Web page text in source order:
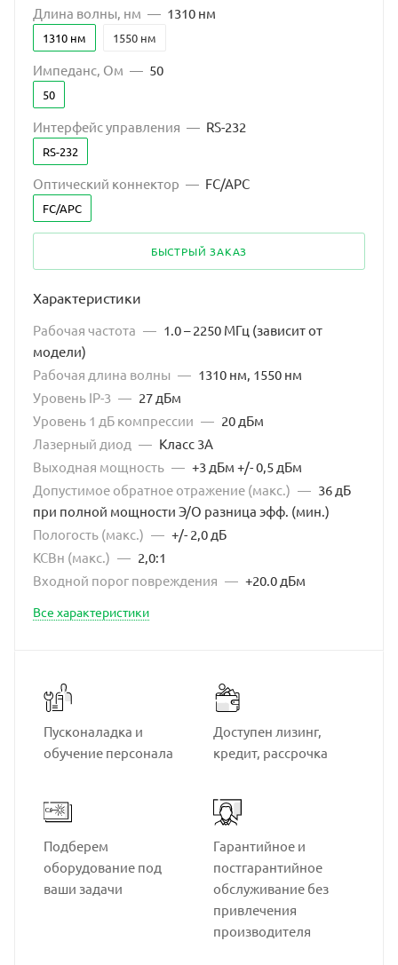
Длина волны, нм — 1310 нм
1310 нм 1550 нм
Импеданс, Ом — 50
50
Интерфейс управления — RS-232
RS-232
Оптический коннектор — FC/APC
FC/APC
БЫСТРЫЙ ЗАКАЗ
Характеристики
Рабочая частота — 1.0 – 2250 МГц (зависит от
модели)
Рабочая длина волны — 1310 нм, 1550 нм
Уровень IP-3 — 27 дБм
Уровень 1 дБ компрессии — 20 дБм
Лазерный диод — Класс 3А
Выходная мощность — +3 дБм +/- 0,5 дБм
Допустимое обратное отражение (макс.) — 36 дБ
при полной мощности Э/О разница эфф. (мин.)
Пологость (макс.) — +/- 2,0 дБ
КСВн (макс.) — 2,0:1
Входной порог повреждения — +20.0 дБм
Все характеристики
Пусконаладка и
обучение персонала
Доступен лизинг,
кредит, рассрочка
Подберем
оборудование под
ваши задачи
Гарантийное и
постгарантийное
обслуживание без
привлечения
производителя